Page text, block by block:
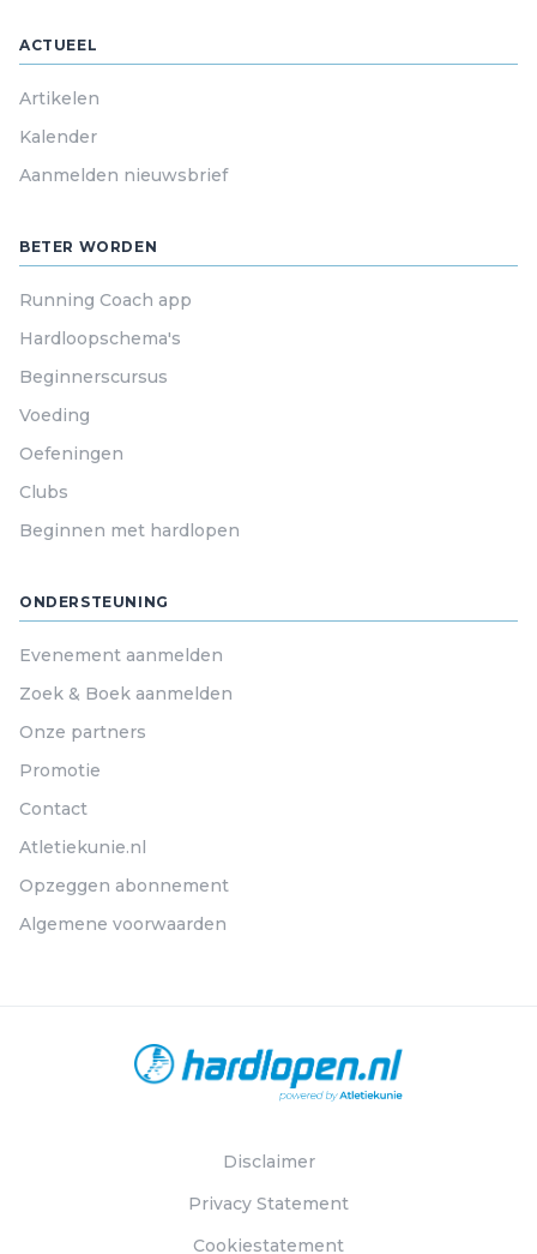
ACTUEEL
Artikelen
Kalender
Aanmelden nieuwsbrief
BETER WORDEN
Running Coach app
Hardloopschema's
Beginnerscursus
Voeding
Oefeningen
Clubs
Beginnen met hardlopen
ONDERSTEUNING
Evenement aanmelden
Zoek & Boek aanmelden
Onze partners
Promotie
Contact
Atletiekunie.nl
Opzeggen abonnement
Algemene voorwaarden
Disclaimer
Privacy Statement
Cookiestatement